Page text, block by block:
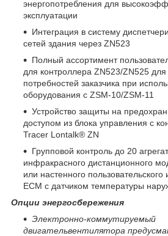
энергопотребления для
эксплуатации
Интеграция в систему
сетей здания через ZN523
Полный ассортимент
для контроллера ZN523/ZN525
потребностей заказчика при
оборудования с ZSM-10/ZSM-11
Устройство защиты на
доступом из блока управления с
Tracer Lontalk® ZN
Групповой контроль до 20
инфракрасного дистанционного
или настенного
ECM с датчиком температуры
Опции энергосбережения
Электронно-коммутируемый
двигательвентилятора